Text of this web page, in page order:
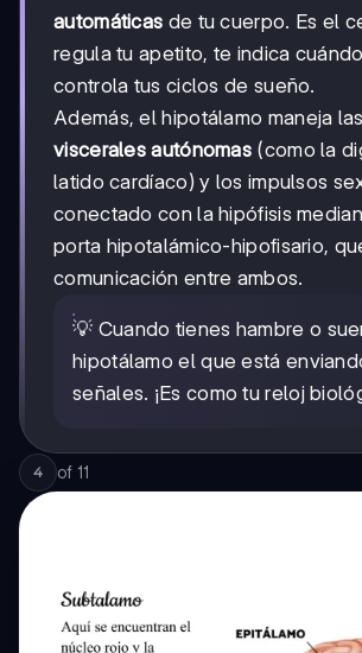
automáticas de tu cuerpo. Es el
regula tu apetito, te indica
controla tus ciclos de sueño.
Además, el hipotálamo maneja las
viscerales autónomas (como la
latido cardíaco) y los impulsos
conectado con la hipófisis
porta hipotalámico-hipofisario,
comunicación entre ambos.
💡 Cuando tienes hambre o
hipotálamo el que está
señales. ¡Es como tu reloj
4 of 11